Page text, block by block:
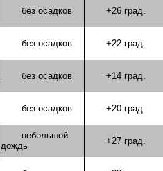
без осадков +26 град.
без осадков +22 град.
без осадков +14 град.
без осадков +20 град.
небольшой
дождь
+27 град.